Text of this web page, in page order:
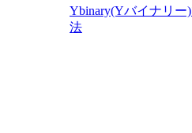
Ybinary(Yバイナリ
法